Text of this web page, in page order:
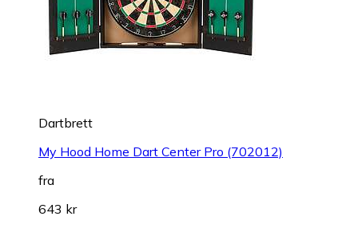
Dartbrett
My Hood Home Dart Center Pro (702012)
fra
643 kr